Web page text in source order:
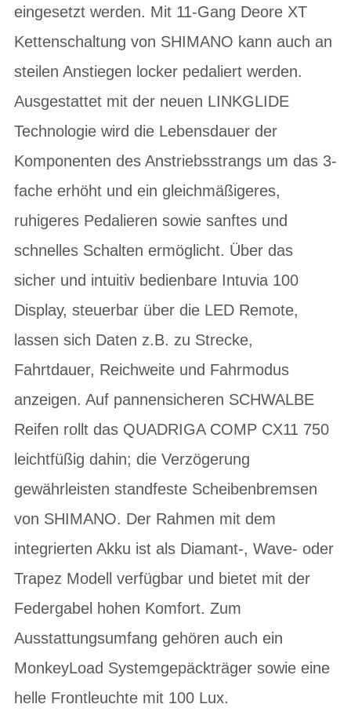
eingesetzt werden. Mit 11-Gang Deore XT
Kettenschaltung von SHIMANO kann auch an
steilen Anstiegen locker pedaliert werden.
Ausgestattet mit der neuen LINKGLIDE
Technologie wird die Lebensdauer der
Komponenten des Anstriebsstrangs um das 3-
fache erhöht und ein gleichmäßigeres,
ruhigeres Pedalieren sowie sanftes und
schnelles Schalten ermöglicht. Über das
sicher und intuitiv bedienbare Intuvia 100
Display, steuerbar über die LED Remote,
lassen sich Daten z.B. zu Strecke,
Fahrtdauer, Reichweite und Fahrmodus
anzeigen. Auf pannensicheren SCHWALBE
Reifen rollt das QUADRIGA COMP CX11 750
leichtfüßig dahin; die Verzögerung
gewährleisten standfeste Scheibenbremsen
von SHIMANO. Der Rahmen mit dem
integrierten Akku ist als Diamant-, Wave- oder
Trapez Modell verfügbar und bietet mit der
Federgabel hohen Komfort. Zum
Ausstattungsumfang gehören auch ein
MonkeyLoad Systemgepäckträger sowie eine
helle Frontleuchte mit 100 Lux.